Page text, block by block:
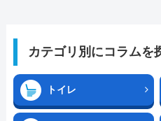
カテゴリ別にコラムを
トイレ